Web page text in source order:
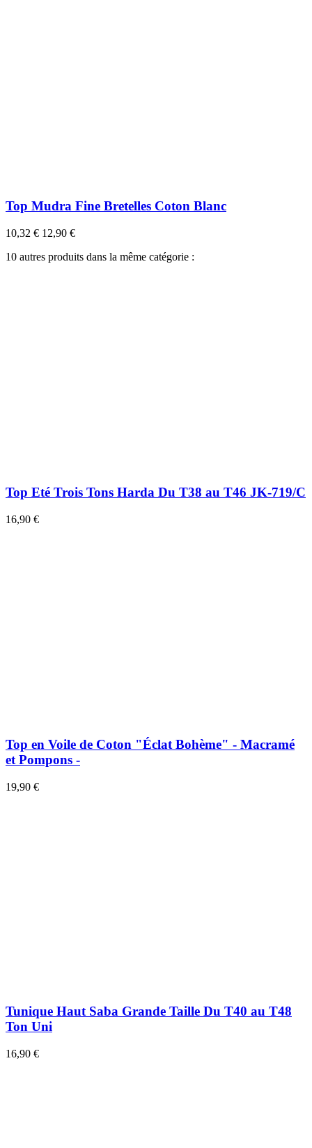
Top Mudra Fine Bretelles Coton Blanc
10,32 € 12,90 €
10 autres produits dans la même catégorie :
Top Eté Trois Tons Harda Du T38 au T46 JK-719/C
16,90 €
Top en Voile de Coton "Éclat Bohème" - Macramé
et Pompons -
19,90 €
Tunique Haut Saba Grande Taille Du T40 au T48
Ton Uni
16,90 €